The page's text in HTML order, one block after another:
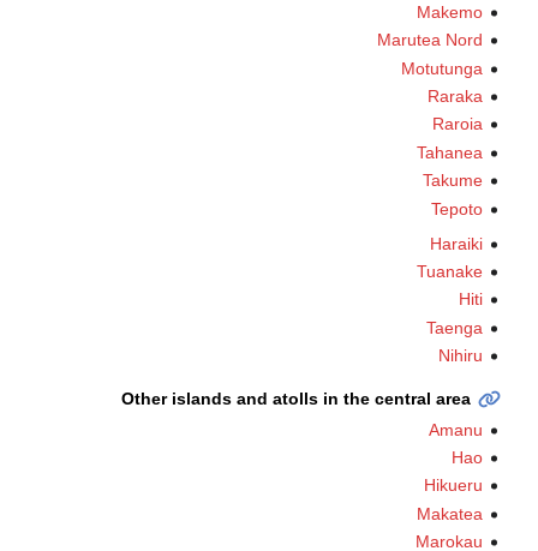
Makemo
Marutea Nord
Motutunga
Raraka
Raroia
Tahanea
Takume
Tepoto
Haraiki
Tuanake
Hiti
Taenga
Nihiru
Other islands and atolls in the central area
Amanu
Hao
Hikueru
Makatea
Marokau